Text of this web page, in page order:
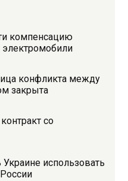
компенсацию
электромобили
конфликта между
закрыта
со
использовать